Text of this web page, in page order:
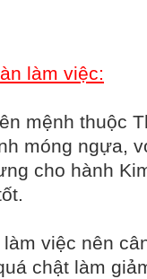
làm việc:
mệnh thuộc
móng ngựa,
cho hành
việc nên
chật làm